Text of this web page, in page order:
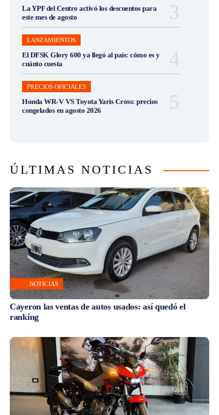
La YPF del Centro activó los descuentos para
este mes de agosto
LANZAMIENTOS
El DFSK Glory 600 ya llegó al país: cómo es y
cuánto cuesta
PRECIOS OFICIALES
Honda WR-V VS Toyota Yaris Cross: precios
congelados en agosto 2026
ÚLTIMAS NOTICIAS
NOTICIAS
Cayeron las ventas de autos usados: así quedó el
ranking